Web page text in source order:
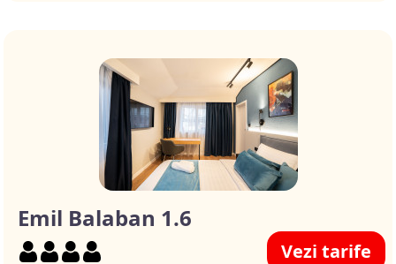
Emil Balaban 1.6
Vezi tarife